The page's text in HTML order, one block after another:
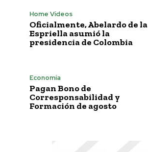
Home Vídeos
Oficialmente, Abelardo de la
Espriella asumió la
presidencia de Colombia
Economía
Pagan Bono de
Corresponsabilidad y
Formación de agosto